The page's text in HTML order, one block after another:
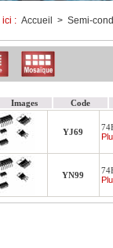
ici : Accueil > Semi-
Images Code
YJ69
YN99